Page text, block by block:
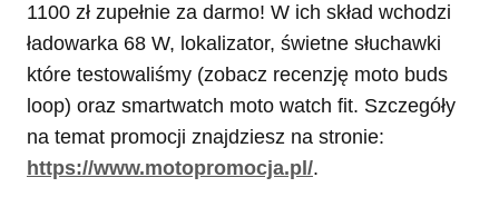
1100 zł zupełnie za darmo! W ich skład wchodzi
ładowarka 68 W, lokalizator, świetne słuchawki
które testowaliśmy (zobacz recenzję moto buds
loop) oraz smartwatch moto watch fit. Szczegóły
na temat promocji znajdziesz na stronie:
https://www.motopromocja.pl/.